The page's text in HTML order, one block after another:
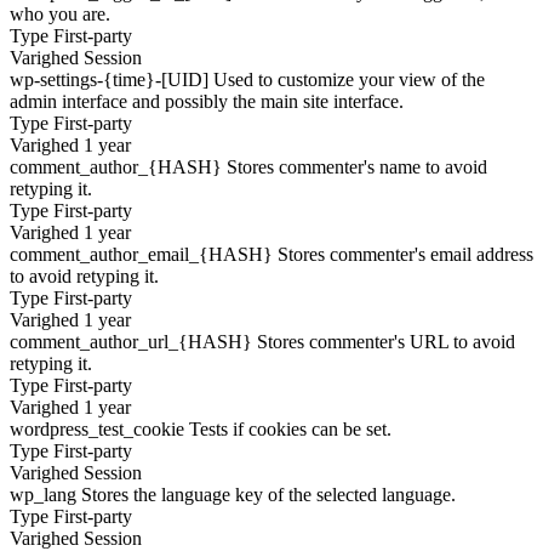
who you are.
Type First-party
Varighed Session
wp-settings-{time}-[UID] Used to customize your view of the
admin interface and possibly the main site interface.
Type First-party
Varighed 1 year
comment_author_{HASH} Stores commenter's name to avoid
retyping it.
Type First-party
Varighed 1 year
comment_author_email_{HASH} Stores commenter's email address
to avoid retyping it.
Type First-party
Varighed 1 year
comment_author_url_{HASH} Stores commenter's URL to avoid
retyping it.
Type First-party
Varighed 1 year
wordpress_test_cookie Tests if cookies can be set.
Type First-party
Varighed Session
wp_lang Stores the language key of the selected language.
Type First-party
Varighed Session